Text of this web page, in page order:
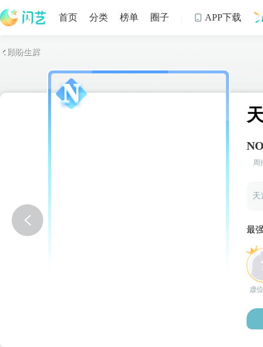
首页 分类 榜单 圈子  APP下载
 顾盼生辉
周
天
最
虚